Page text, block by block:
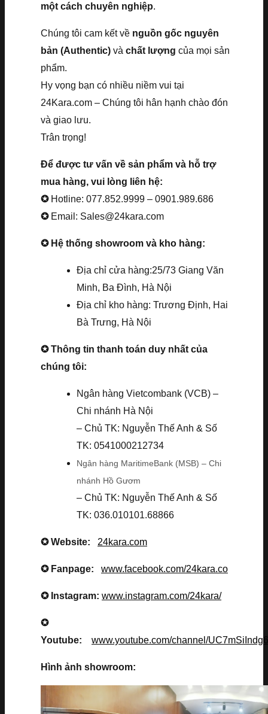
một cách chuyên nghiệp.
Chúng tôi cam kết về nguồn gốc nguyên
bản (Authentic) và chất lượng của mọi sản
phẩm.
Hy vọng bạn có nhiều niềm vui tại
24Kara.com – Chúng tôi hân hạnh chào đón
và giao lưu.
Trân trọng!
Để được tư vấn về sản phẩm và hỗ trợ
mua hàng, vui lòng liên hệ:
✪ Hotline: 077.852.9999 – 0901.989.686
✪ Email: Sales@24kara.com
✪ Hệ thống showroom và kho hàng:
Địa chỉ cửa hàng:25/73 Giang Văn
Minh, Ba Đình, Hà Nội
Địa chỉ kho hàng: Trương Định, Hai
Bà Trưng, Hà Nội
✪ Thông tin thanh toán duy nhất của
chúng tôi:
Ngân hàng Vietcombank (VCB) –
Chi nhánh Hà Nội
– Chủ TK: Nguyễn Thế Anh & Số
TK: 0541000212734
Ngân hàng MaritimeBank (MSB) – Chi
nhánh Hồ Gươm
– Chủ TK: Nguyễn Thế Anh & Số
TK: 036.010101.68866
✪ Website: 24kara.com
✪ Fanpage: www.facebook.com/24kara.co
✪ Instagram: www.instagram.com/24kara/
✪
Youtube: www.youtube.com/channel/
Hình ảnh showroom: